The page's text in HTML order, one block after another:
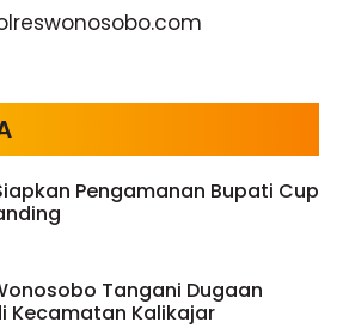
Pengamanan Bupati Cup
Tangani Dugaan
Kecamatan Kalikajar